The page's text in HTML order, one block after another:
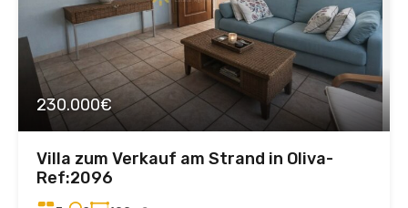
230.000€
Villa zum Verkauf am Strand in Oliva-
Ref:2096